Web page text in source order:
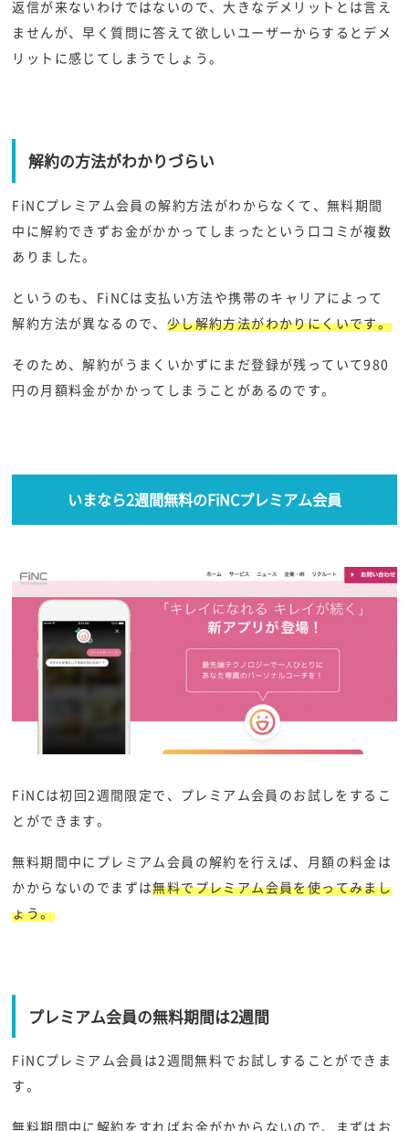
返信が来ないわけではないので、大きなデメリットとは言え
ませんが、早く質問に答えて欲しいユーザーからするとデメ
リットに感じてしまうでしょう。
解約の方法がわかりづらい
FiNCプレミアム会員の解約方法がわからなくて、無料期間
中に解約できずお金がかかってしまったという口コミが複数
ありました。
というのも、FiNCは支払い方法や携帯のキャリアによって
解約方法が異なるので、 少し解約方法がわかりにくいです。
そのため、解約がうまくいかずにまだ登録が残っていて980
円の月額料金がかかってしまうことがあるのです。
いまなら2週間無料のFiNCプレミアム会員
FiNCは初回2週間限定で、プレミアム会員のお試しをするこ
とができます。
無料期間中にプレミアム会員の解約を行えば、月額の料金は
かからないのでまずは無料でプレミアム会員を使ってみまし
ょう。
プレミアム会員の無料期間は2週間
FiNCプレミアム会員は2週間無料でお試しすることができま
す。
無料期間中に解約をすればお金がかからないので、まずはお